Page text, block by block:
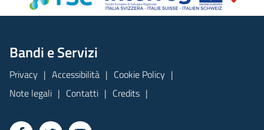
Bandi e Servizi
Privacy Accessibilità
Cookie Policy
Note legali
Contatti Credits